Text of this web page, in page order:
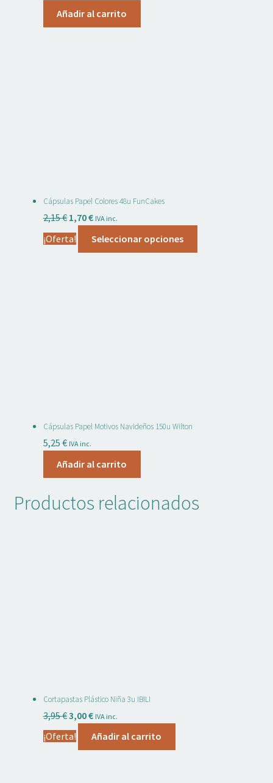
Añadir al carrito
Cápsulas Papel Colores 48u FunCakes
2,15€ El
precio
original
1,70€ElIVA inc.
¡Oferta! Seleccionar opciones
Cápsulas Papel Motivos Navideños 150u Wilton
5,25 € IVA inc.
Añadir al carrito
Productos relacionados
Cortapastas Plástico Niña 3u IBILI
3,95€ El
precio
original
3,00€ElIVA inc.
¡Oferta! Añadir al carrito